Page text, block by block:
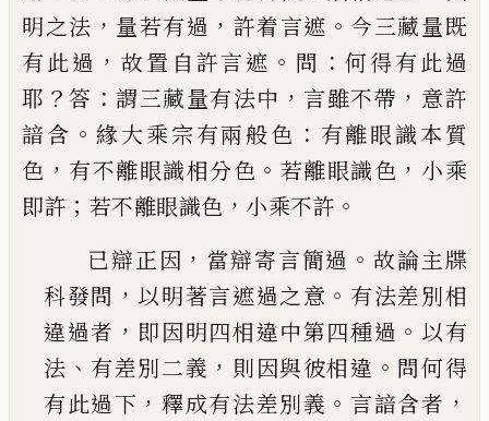
明之法 ， 量若有過 ， 許着言遮 。 今三藏量既
有此過 ，故置自許言遮 。 問 ：何得有此過
耶 ？答 ：謂三藏量有法中 ， 言雖不帶 ， 意許
諳含 。 緣大乘宗有兩般色 ： 有離眼識本質
色 ， 有不離眼識相分色 。 若離眼識色 ， 小乘
即許 ； 若不離眼識色 ， 小乘不許 。
已辯正因 ， 當辯寄言簡過 。故論主牒
科發問 ， 以明著言遮過之意 。 有法差別相
違過者 ， 即因明四相違中第四種過 。 以有
法 、 有差別二義 ， 則因與彼相違 。 問何得
有此過下 ，釋成有法差別義 。 言諳含者 ，